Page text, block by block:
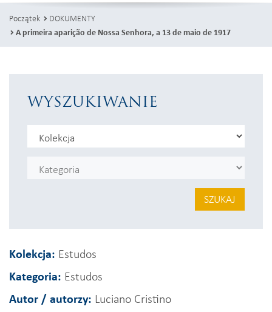
Początek
DOKUMENTY
A primeira aparição de Nossa Senhora, a 13 de maio de 1917
WYSZUKIWANIE
SZUKAJ
Kolekcja: Estudos
Kategoria: Estudos
Autor / autorzy: Luciano Cristino